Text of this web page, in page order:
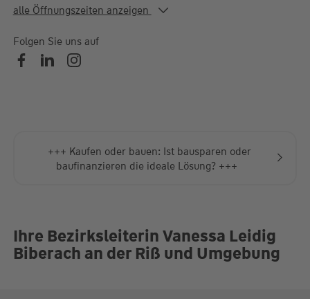
Alle Öffnungszeiten
Mi.
alle Öffnungszeiten anzeigen
Folgen Sie uns auf
+++ Kaufen oder bauen: Ist bausparen oder
baufinanzieren die ideale Lösung? +++
Ihre Bezirksleiterin Vanessa Leidig
Biberach an der Riß und Umgebung